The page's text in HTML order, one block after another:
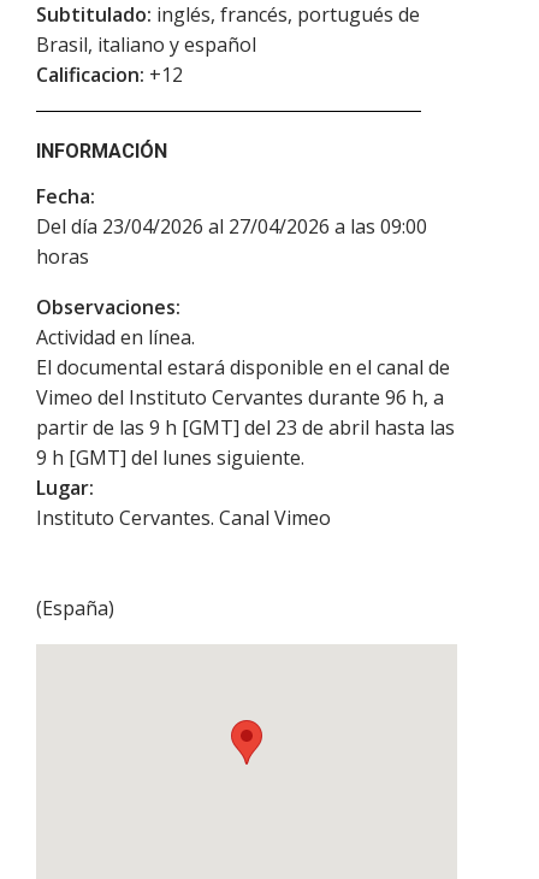
Subtitulado: inglés, francés, portugués de
Brasil, italiano y español
Calificacion: +12
INFORMACIÓN
Fecha:
Del día 23/04/2026 al 27/04/2026 a las 09:00
horas
Observaciones:
Actividad en línea.
El documental estará disponible en el canal de
Vimeo del Instituto Cervantes durante 96 h, a
partir de las 9 h [GMT] del 23 de abril hasta las
9 h [GMT] del lunes siguiente.
Lugar:
Instituto Cervantes. Canal Vimeo
(España)